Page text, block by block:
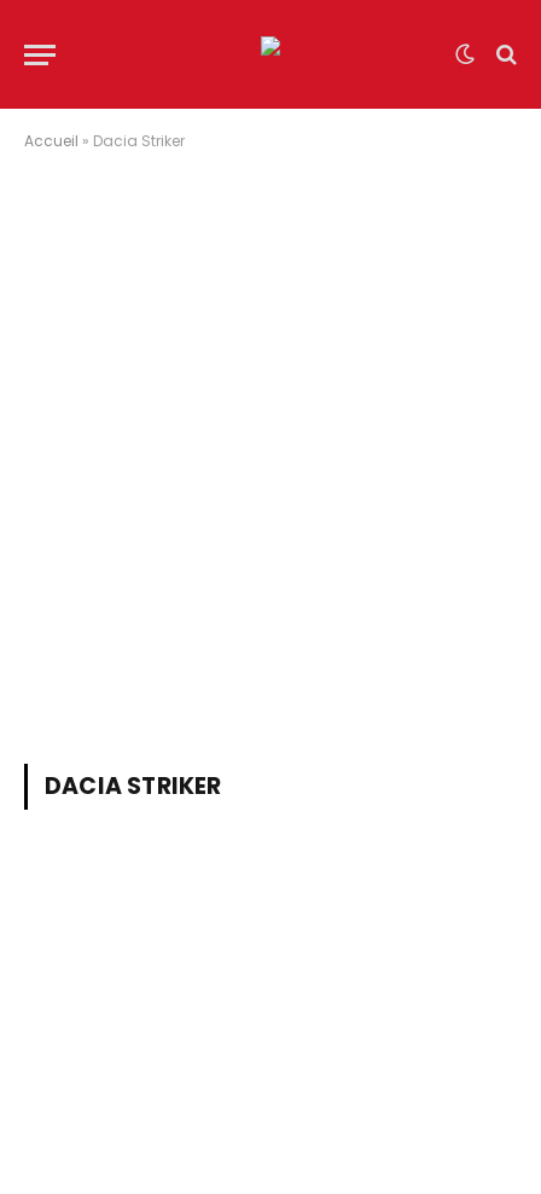
Accueil » Dacia Striker
DACIA STRIKER